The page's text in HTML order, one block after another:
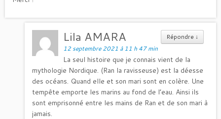
Répondre ↓
Lila AMARA
12 septembre 2021 à 11 h 47 min
La seul histoire que je connais vient de la
mythologie Nordique. (Ran la ravisseuse) est la déesse
des océans. Quand elle et son mari sont en colère. Une
tempête emporte les marins au fond de l’eau. Ainsi ils
sont emprisonné entre les mains de Ran et de son mari à
jamais.